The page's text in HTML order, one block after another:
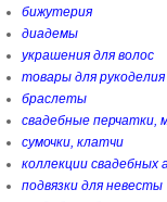
бижутерия
диадемы
украшения для волос
товары для рукоделия
браслеты
свадебные перчатки,
сумочки, клатчи
коллекции свадебных
подвязки для невесты